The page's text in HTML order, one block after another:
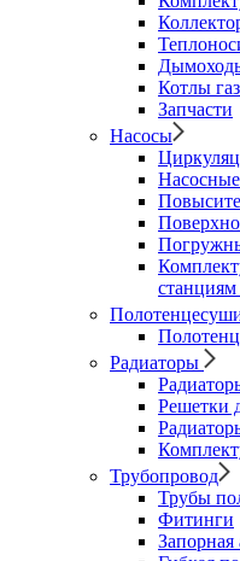
Котлы
Запчасти
Насосы
Радиаторы
Решетки
Трубопровод
Трубы
Фитинги
Запорная